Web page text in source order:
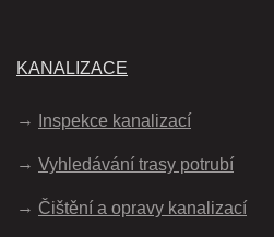
KANALIZACE
Inspekce kanalizací
Vyhledávání trasy potrubí
Čištění a opravy kanalizací